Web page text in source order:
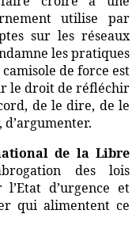
utilise par
sur les réseaux
les pratiques
de force est
le droit de réfléchir
de le dire, de le
d’argumenter.
de la Libre
des lois
d’urgence et
qui alimentent ce